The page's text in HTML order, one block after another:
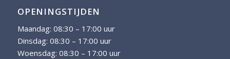
OPENINGSTIJDEN
Maandag: 08:30 – 17:00 uur
Dinsdag: 08:30 – 17:00 uur
Woensdag: 08:30 – 17:00 uur